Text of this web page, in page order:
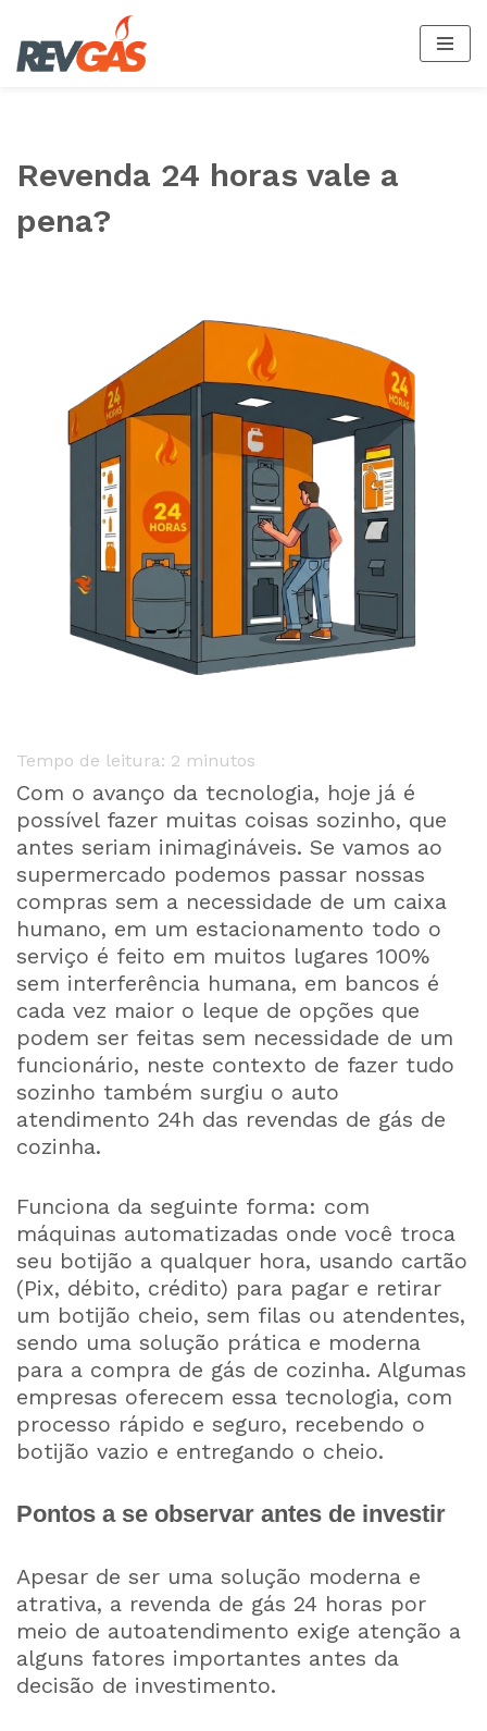
Pular
Revenda 24 horas vale a
pena?
Tempo de leitura: 2 minutos
Com o avanço da tecnologia, hoje já é
possível fazer muitas coisas sozinho, que
antes seriam inimagináveis. Se vamos ao
supermercado podemos passar nossas
compras sem a necessidade de um caixa
humano, em um estacionamento todo o
serviço é feito em muitos lugares 100%
sem interferência humana, em bancos é
cada vez maior o leque de opções que
podem ser feitas sem necessidade de um
funcionário, neste contexto de fazer tudo
sozinho também surgiu o auto
atendimento 24h das revendas de gás de
cozinha.
Funciona da seguinte forma: com
máquinas automatizadas onde você troca
seu botijão a qualquer hora, usando cartão
(Pix, débito, crédito) para pagar e retirar
um botijão cheio, sem filas ou atendentes,
sendo uma solução prática e moderna
para a compra de gás de cozinha. Algumas
empresas oferecem essa tecnologia, com
processo rápido e seguro, recebendo o
botijão vazio e entregando o cheio.
Pontos a se observar antes de investir
Apesar de ser uma solução moderna e
atrativa, a revenda de gás 24 horas por
meio de autoatendimento exige atenção a
alguns fatores importantes antes da
decisão de investimento.